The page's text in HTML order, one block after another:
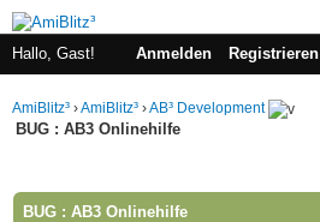
Hallo, Gast! Anmelden Registrieren
AmiBlitz³ ›AmiBlitz³ ›AB³ Development
BUG : AB3 Onlinehilfe
BUG : AB3 Onlinehilfe